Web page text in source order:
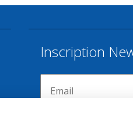
Inscription